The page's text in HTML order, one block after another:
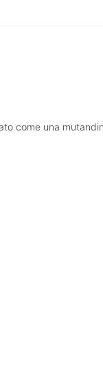
come una